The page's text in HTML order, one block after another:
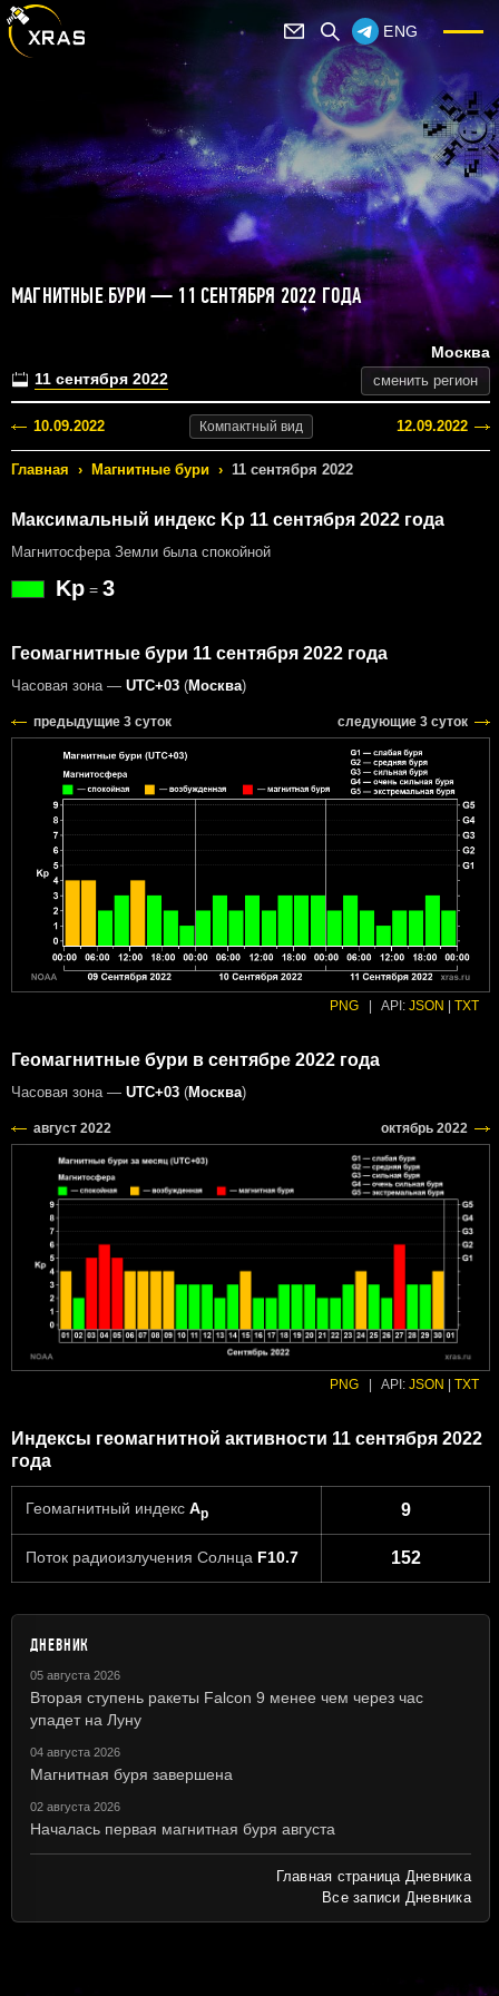
ENG
МАГНИТНЫЕ БУРИ — 11 СЕНТЯБРЯ 2022 ГОДА
11 сентября 2022
Москва
сменить регион
10.09.2022 Компактный вид 12.09.2022
Главная › Магнитные бури › 11 сентября 2022
Максимальный индекс Kp 11 сентября 2022 года
Магнитосфера Земли была спокойной
Kp = 3
Геомагнитные бури 11 сентября 2022 года
Часовая зона — UTC+03 (Москва)
предыдущие 3 суток следующие 3 суток
PNG API: JSON TXT
Геомагнитные бури в сентябре 2022 года
Часовая зона — UTC+03 (Москва)
PNG API: JSON TXT
Индексы геомагнитной активности 11 сентября 2022
года
Геомагнитный индекс Ap 9
Поток радиоизлучения Солнца F10.7 152
ДНЕВНИК
05 августа 2026
Вторая ступень ракеты Falcon 9 менее чем через час
упадет на Луну
04 августа 2026
Магнитная буря завершена
02 августа 2026
Началась первая магнитная буря августа
Главная страница Дневника
Все записи Дневника